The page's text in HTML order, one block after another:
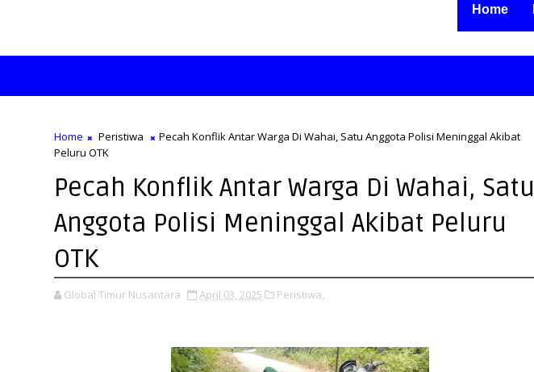
Home
Home Peristiwa
Pecah Konflik Antar Warga Di Wahai, Satu Anggota Polisi Meninggal Akibat
Peluru OTK
Pecah Konflik Antar Warga Di Wahai, Satu
Anggota Polisi Meninggal Akibat Peluru
OTK
Global Timur Nusantara April 03, 2025 Peristiwa,